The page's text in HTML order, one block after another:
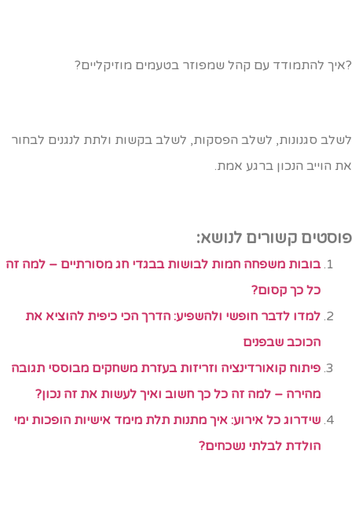
להתמודד עם קהל שמפוזר בטעמים מוזיקליים?
סגנונות, לשלב הפסקות, לשלב בקשות ולתת לנגנים לבחור
הוייב הנכון ברגע אמת.
קשורים לנושא:
בובות משפחה חמות לבושות בבגדי חג מסורתיים – למה זה
כל כך קסום?
למדו לדבר חופשי ולהשפיע: הדרך הכי כיפית להוציא את
הכוכב שבפנים
פיתוח קואורדינציה וזריזות בעזרת משחקים מבוססי תגובה
מהירה – למה זה כל כך חשוב ואיך לעשות את זה נכון?
שידרוג כל אירוע: איך מתנות תלת מימד אישיות הופכות ימי
הולדת לבלתי נשכחים?